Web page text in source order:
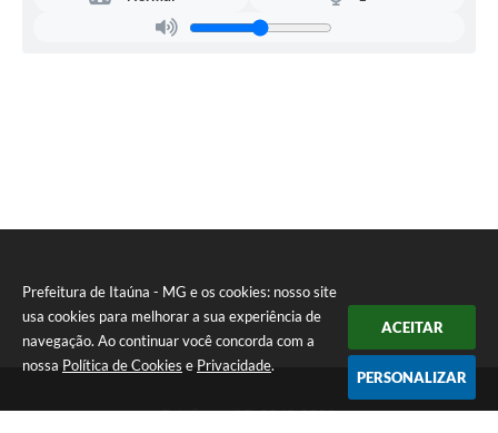
Prefeitura de Itaúna - MG e os cookies: nosso site
usa cookies para melhorar a sua experiência de
navegação. Ao continuar você concorda com a
nossa Política de Cookies e Privacidade.
ACEITAR
PERSONALIZAR
Telefone: (37) 3249-9500